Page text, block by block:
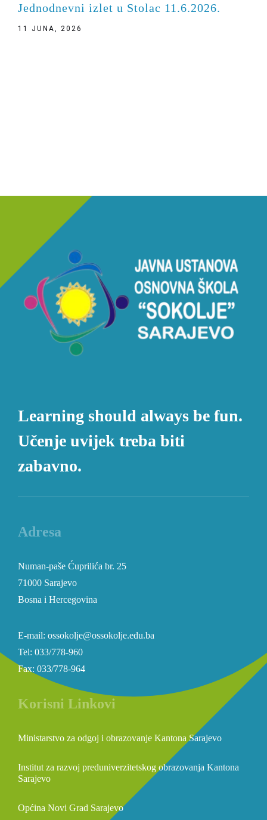
Jednodnevni izlet u Stolac 11.6.2026.
11 JUNA, 2026
Learning should always be fun.
Učenje uvijek treba biti
zabavno.
Adresa
Numan-paše Ćuprilića br. 25
71000 Sarajevo
Bosna i Hercegovina
E-mail: ossokolje@ossokolje.edu.ba
Tel: 033/778-960
Fax: 033/778-964
Korisni Linkovi
Ministarstvo za odgoj i obrazovanje Kantona Sarajevo
Institut za razvoj preduniverzitetskog obrazovanja Kantona
Sarajevo
Općina Novi Grad Sarajevo